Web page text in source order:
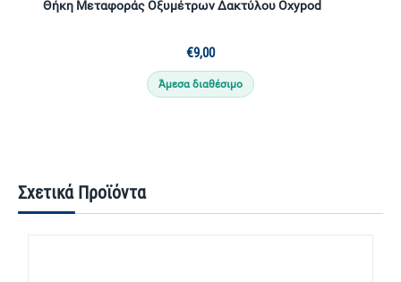
Θήκη Μεταφοράς Οξυμέτρων Δακτύλου Oxypod
€9,00
Άμεσα διαθέσιμο
Σχετικά Προϊόντα